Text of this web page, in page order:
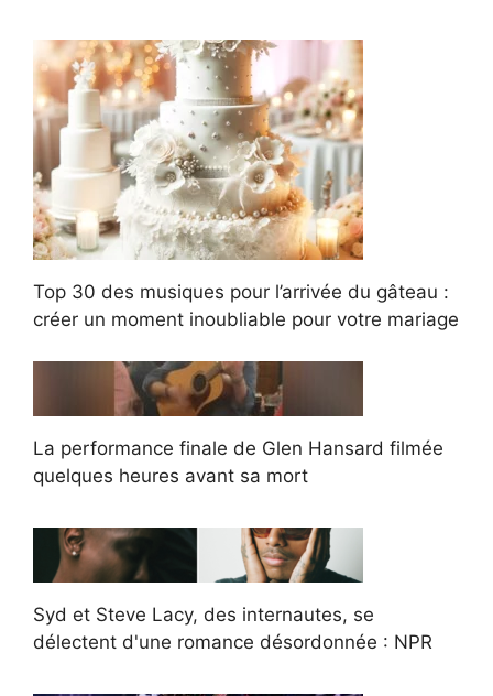
Top 30 des musiques pour l’arrivée du gâteau :
créer un moment inoubliable pour votre mariage
La performance finale de Glen Hansard filmée
quelques heures avant sa mort
Syd et Steve Lacy, des internautes, se
délectent d'une romance désordonnée : NPR